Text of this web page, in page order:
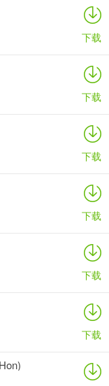
下载
下载
下载
下载
下载
下载